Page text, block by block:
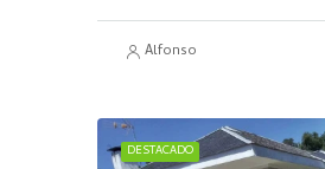
Alfonso
DESTACADO